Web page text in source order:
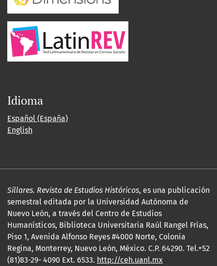
Idioma
Español (España)
English
Sillares. Revista de Estudios Históricos, es una publicación
semestral editada por la Universidad Autónoma de
Nuevo León, a través del Centro de Estudios
Humanísticos, Biblioteca Universitaria Raúl Rangel Frías,
Piso 1, Avenida Alfonso Reyes #4000 Norte, Colonia
Regina, Monterrey, Nuevo León, México. C.P. 64290. Tel.+52
(81)83-29- 4090 Ext. 6533. http://ceh.uanl.mx